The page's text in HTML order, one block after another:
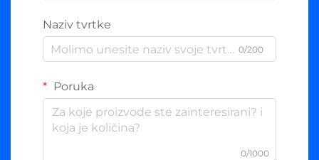
Naziv tvrtke
0/200
Poruka
0/1000